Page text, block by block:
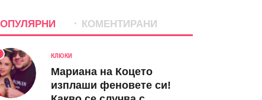
КОМЕНТИРАНИ
КЛЮКИ
Мариана на Коцето
изплаши феновете си!